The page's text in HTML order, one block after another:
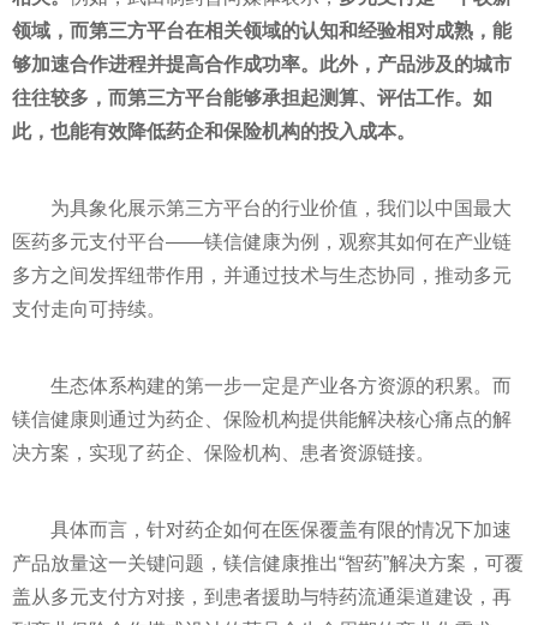
领域，而第三方平台在相关领域的认知和经验相对成熟，能
够加速合作进程并提高合作成功率。此外，产品涉及的城市
往往较多，而第三方平台能够承担起测算、评估工作。如
此，也能有效降低药企和保险机构的投入成本。
为具象化展示第三方平台的行业价值，我们以中国最大
医药多元支付平台——镁信健康为例，观察其如何在产业链
多方之间发挥纽带作用，并通过技术与生态协同，推动多元
支付走向可持续。
生态体系构建的第一步一定是产业各方资源的积累。而
镁信健康则通过为药企、保险机构提供能解决核心痛点的解
决方案，实现了药企、保险机构、患者资源链接。
具体而言，针对药企如何在医保覆盖有限的情况下加速
产品放量这一关键问题，镁信健康推出“智药”解决方案，可覆
盖从多元支付方对接，到患者援助与特药流通渠道建设，再